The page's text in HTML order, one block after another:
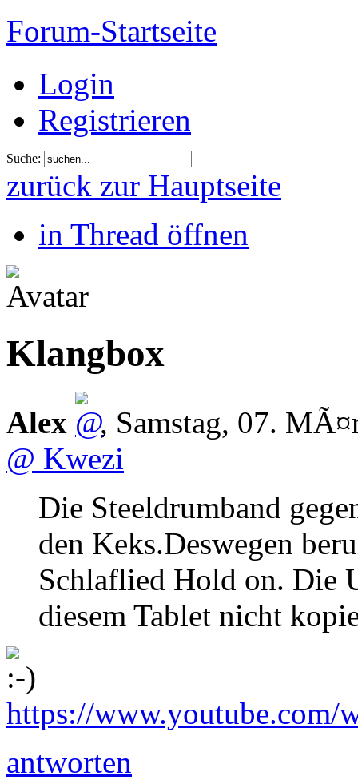
Forum-Startseite
Login
Registrieren
Suche:
zurück zur Hauptseite
in Thread öffnen
Klangbox
Alex , Samstag, 07.
@ Kwezi
Die Steeldrumband
den Keks.Deswegen
Schlaflied Hold on. Die
diesem Tablet nicht
https://www.youtube.com/
antworten